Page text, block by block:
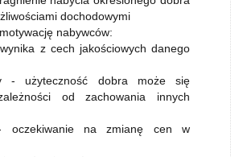
dochodowymi
nabywców:
z cech jakościowych danego
- użyteczność dobra może się
od zachowania innych
oczekiwanie na zmianę cen w